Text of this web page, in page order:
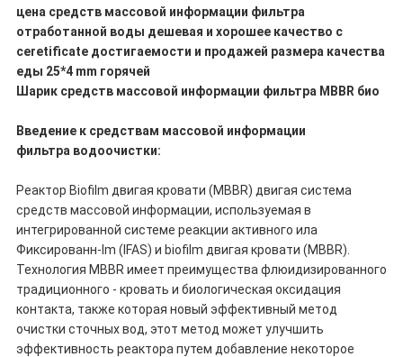
цена средств массовой информации фильтра
отработанной воды дешевая и хорошее качество с
ceretificate достигаемости и продажей размера качества
еды 25*4 mm горячей
Шарик средств массовой информации фильтра MBBR био
Введение к средствам массовой информации
фильтра водоочистки:
Реактор Biofilm двигая кровати (MBBR) двигая система
средств массовой информации, используемая в
интегрированной системе реакции активного ила
Фиксированн-lm (IFAS) и biofilm двигая кровати (MBBR).
Технология MBBR имеет преимущества флюидизированного
традиционного - кровать и биологическая оксидация
контакта, также которая новый эффективный метод
очистки сточных вод, этот метод может улучшить
эффективность реактора путем добавление некоторое